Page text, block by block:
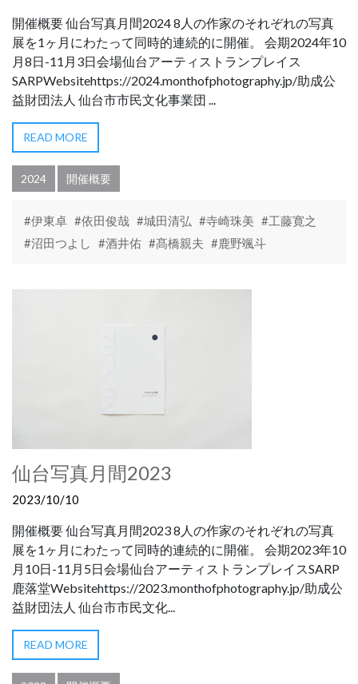
開催概要 仙台写真月間2024 8人の作家のそれぞれの写真
展を1ヶ月にわたって同時的連続的に開催。 会期2024年10
月8日-11月3日会場仙台アーティストランプレイス
SARPWebsitehttps://2024.monthofphotography.jp/助成公
益財団法人 仙台市市民文化事業団 ...
READ MORE
2024 開催概要
#伊東卓 #依田俊哉 #城田清弘 #寺崎珠美 #工藤寛之
#沼田つよし
#酒井佑 #髙橋親夫 #鹿野颯斗
仙台写真月間2023
2023/10/10
開催概要 仙台写真月間2023 8人の作家のそれぞれの写真
展を1ヶ月にわたって同時的連続的に開催。 会期2023年10
月10日-11月5日会場仙台アーティストランプレイスSARP
鹿落堂Websitehttps://2023.monthofphotography.jp/助成公
益財団法人 仙台市市民文化...
READ MORE